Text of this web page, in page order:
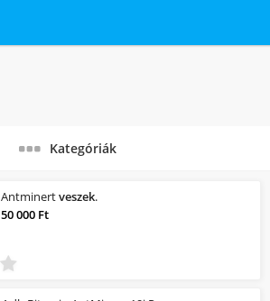
Kategóriák
Antminertveszek.
50 000 Ft